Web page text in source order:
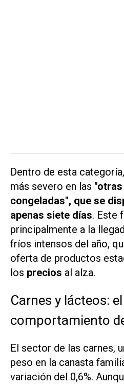
Dentro de esta
más severo en las
congeladas", que se
apenas siete días. Este
principalmente a la
fríos intensos del año,
oferta de productos
los precios al alza.
Carnes y lácteos: el
comportamiento
El sector de las carnes,
peso en la canasta
variación del 0,6%.